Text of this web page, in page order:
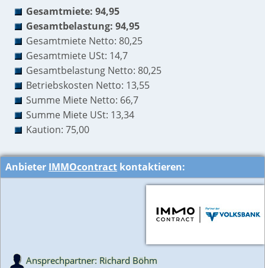
Gesamtmiete: 94,95
Gesamtbelastung: 94,95
Gesamtmiete Netto: 80,25
Gesamtmiete USt: 14,7
Gesamtbelastung Netto: 80,25
Betriebskosten Netto: 13,55
Summe Miete Netto: 66,7
Summe Miete USt: 13,34
Kaution: 75,00
Anbieter IMMOcontract kontaktieren:
Ansprechpartner: Richard Böhm